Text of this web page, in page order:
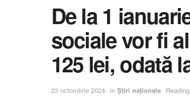
De la 1
sociale vor fi
125 lei, odată
23 octombrie 2024 in Știri naționale